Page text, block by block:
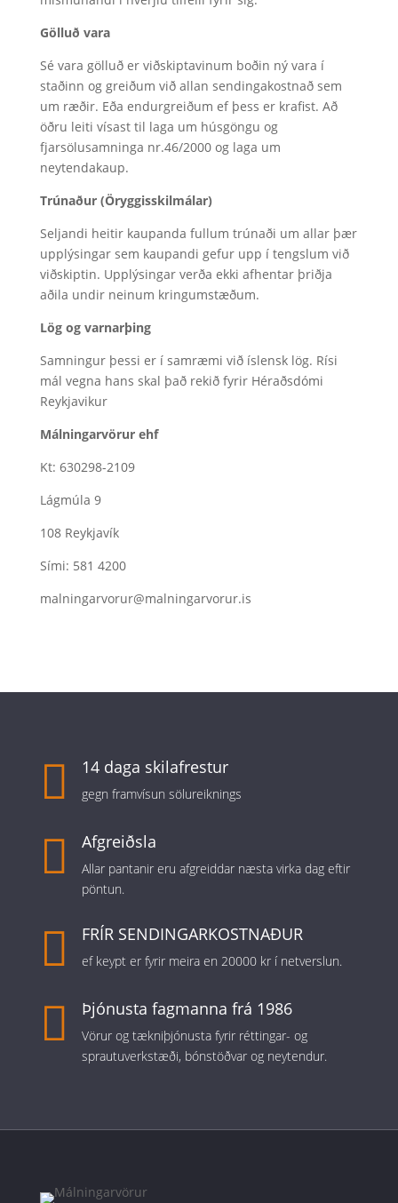
Gölluð vara
Sé vara gölluð er viðskiptavinum boðin ný vara í
staðinn og greiðum við allan sendingakostnað sem
um ræðir. Eða endurgreiðum ef þess er krafist. Að
öðru leiti vísast til laga um húsgöngu og
fjarsölusamninga nr.46/2000 og laga um
neytendakaup.
Trúnaður (Öryggisskilmálar)
Seljandi heitir kaupanda fullum trúnaði um allar þær
upplýsingar sem kaupandi gefur upp í tengslum við
viðskiptin. Upplýsingar verða ekki afhentar þriðja
aðila undir neinum kringumstæðum.
Lög og varnarþing
Samningur þessi er í samræmi við íslensk lög. Rísi
mál vegna hans skal það rekið fyrir Héraðsdómi
Reykjavikur
Málningarvörur ehf
Kt: 630298-2109
Lágmúla 9
108 Reykjavík
Sími: 581 4200
malningarvorur@malningarvorur.is
 14 daga skilafrestur
gegn framvísun sölureiknings
 Afgreiðsla
Allar pantanir eru afgreiddar næsta virka dag eftir
pöntun.
 FRÍR SENDINGARKOSTNAÐUR
ef keypt er fyrir meira en 20000 kr í netverslun.
 Þjónusta fagmanna frá 1986
Vörur og tækniþjónusta fyrir réttingar- og
sprautuverkstæði, bónstöðvar og neytendur.